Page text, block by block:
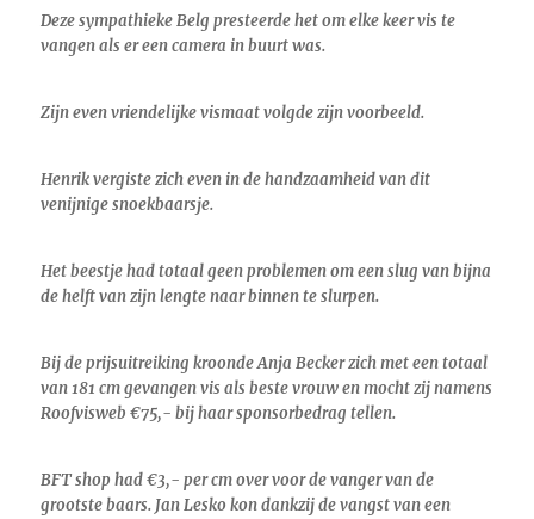
Deze sympathieke Belg presteerde het om elke keer vis te
vangen als er een camera in buurt was.
Zijn even vriendelijke vismaat volgde zijn voorbeeld.
Henrik vergiste zich even in de handzaamheid van dit
venijnige snoekbaarsje.
Het beestje had totaal geen problemen om een slug van bijna
de helft van zijn lengte naar binnen te slurpen.
Bij de prijsuitreiking kroonde Anja Becker zich met een totaal
van 181 cm gevangen vis als beste vrouw en mocht zij namens
Roofvisweb €75,- bij haar sponsorbedrag tellen.
BFT shop had €3,- per cm over voor de vanger van de
grootste baars. Jan Lesko kon dankzij de vangst van een